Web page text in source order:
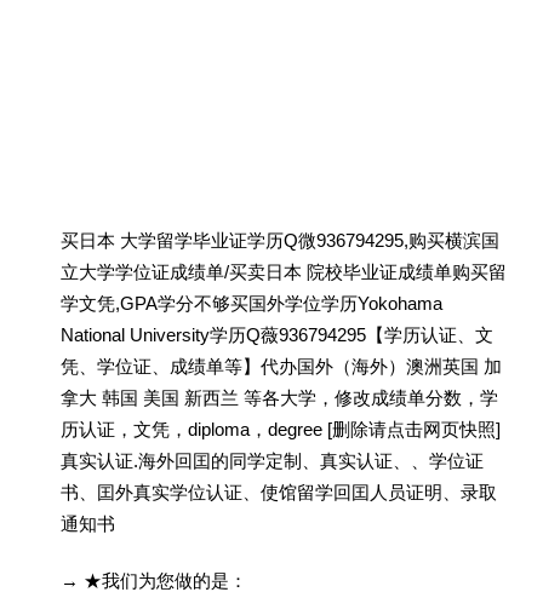
买日本 大学留学毕业证学历Q微936794295,购买横滨国
立大学学位证成绩单/买卖日本 院校毕业证成绩单购买留
学文凭,GPA学分不够买国外学位学历Yokohama
National University学历Q薇936794295【学历认证、文
凭、学位证、成绩单等】代办国外（海外）澳洲英国 加
拿大 韩国 美国 新西兰 等各大学，修改成绩单分数，学
历认证，文凭，diploma，degree [删除请点击网页快照]
真实认证.海外回囯的同学定制、真实认证、、学位证
书、囯外真实学位认证、使馆留学回囯人员证明、录取
通知书
→ ★我们为您做的是：